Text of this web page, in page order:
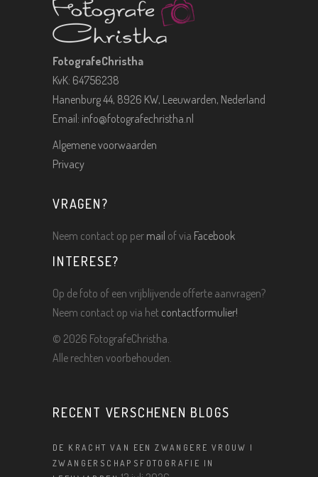
FotografeChristha
KvK: 64756238
Hanenburg 44, 8926 KW, Leeuwarden, Nederland
Email: info@fotografechristha.nl
Algemene voorwaarden
Privacy
VRAGEN?
Neem contact op per mail of via Facebook
INTERESE?
Op de foto of een vrijblijvende offerte aanvragen?
Neem contact op via het contactformulier!
© 2026 FotografeChristha.
Alle rechten voorbehouden.
RECENT VERSCHENEN BLOGS
DE KRACHT VAN EEN ZWANGERE VROUW |
ZWANGERSCHAPSFOTOGRAFIE IN